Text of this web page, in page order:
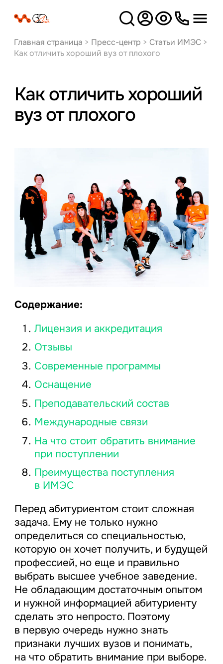
Версия
для слабовидящих
Главная страница > Пресс-центр > Статьи ИМЭС>
Как отличить хороший вуз от плохого
Как отличить хороший
вуз от плохого
Содержание:
Лицензия и аккредитация
Отзывы
Современные программы
Оснащение
Преподавательский состав
Международные связи
На что стоит обратить внимание
при поступлении
Преимущества поступления
в ИМЭС
Перед абитуриентом стоит сложная
задача. Ему не только нужно
определиться со специальностью,
которую он хочет получить, и будущей
профессией, но еще и правильно
выбрать высшее учебное заведение.
Не обладающим достаточным опытом
и нужной информацией абитуриенту
сделать это непросто. Поэтому
в первую очередь нужно знать
признаки лучших вузов и понимать,
на что обратить внимание при выборе.